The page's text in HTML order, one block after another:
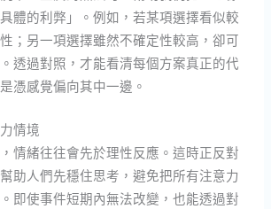
體的利弊」。例如，若某項選擇看似較
；另一項選擇雖然不確定性較高，卻可
透過對照，才能看清每個方案真正的代
憑感覺偏向其中一邊。
情境
情緒往往會先於理性反應。這時正反對
助人們先穩住思考，避免把所有注意力
即使事件短期內無法改變，也能透過對